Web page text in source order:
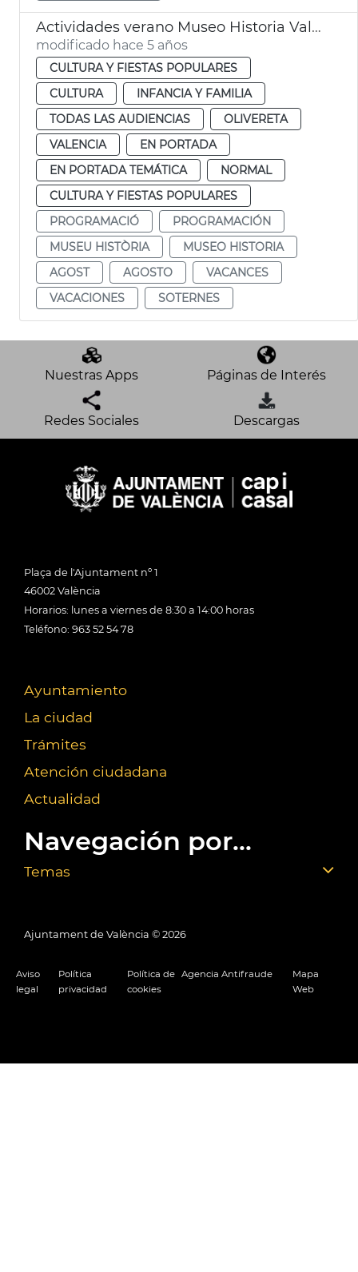
Actividades verano Museo Historia València
modificado hace 5 años
CULTURA Y FIESTAS POPULARES
CULTURA
INFANCIA Y FAMILIA
TODAS LAS AUDIENCIAS
OLIVERETA
VALENCIA
EN PORTADA
EN PORTADA TEMÁTICA
NORMAL
CULTURA Y FIESTAS POPULARES
PROGRAMACIÓ
PROGRAMACIÓN
MUSEU HISTÒRIA
MUSEO HISTORIA
AGOST
AGOSTO
VACANCES
VACACIONES
SOTERNES
Nuestras Apps Páginas de Interés
Redes Sociales Descargas
Plaça de l'Ajuntament nº 1
46002 València
Horarios: lunes a viernes de 8:30 a 14:00 horas
Teléfono: 963 52 54 78
Ayuntamiento
La ciudad
Trámites
Atención ciudadana
Actualidad
Navegación por...
Temas
Ajuntament de València © 2026
Aviso
legal
Política
privacidad
Política de
cookies
Agencia Antifraude
Mapa
Web